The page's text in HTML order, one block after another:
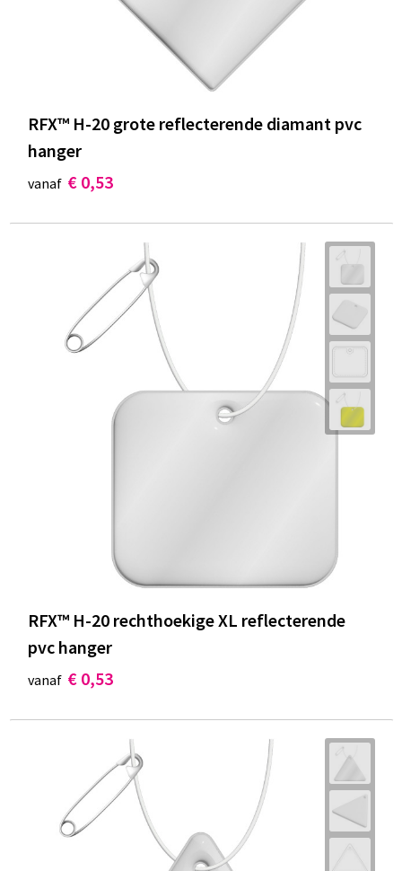
RFX™ H-20 grote reflecterende diamant pvc
hanger
vanaf € 0,53
RFX™ H-20 rechthoekige XL reflecterende
pvc hanger
vanaf € 0,53